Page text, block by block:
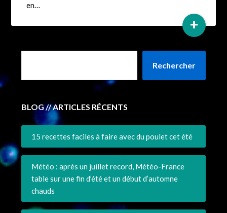
en…
+
Rechercher
BLOG // ARTICLES RÉCENTS
15 recettes faciles à faire avec du poulet cet été
Météo : après un juillet record, Météo-France
table sur une fin d’été et un début d’automne
chauds